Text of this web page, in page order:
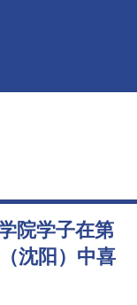
院学子在第
沈阳）中喜